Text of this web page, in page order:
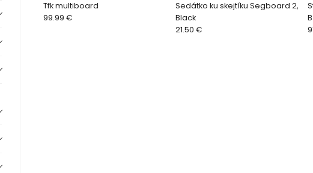
Tfk multiboard
99.99 €
Sedátko ku skejtíku Segboard 2,
Black
21.50 €